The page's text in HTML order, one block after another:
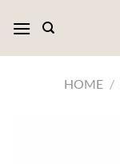
naar
HOME /